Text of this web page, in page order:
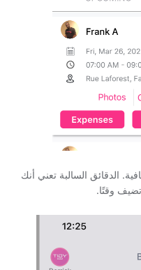
الدقائق السالبة تعني أنك
تضيف وقتًا.